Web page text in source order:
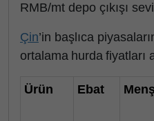
RMB/mt depo çıkışı
Çin’in başlıca
ortalama hurda fiyatları
Ürün Ebat